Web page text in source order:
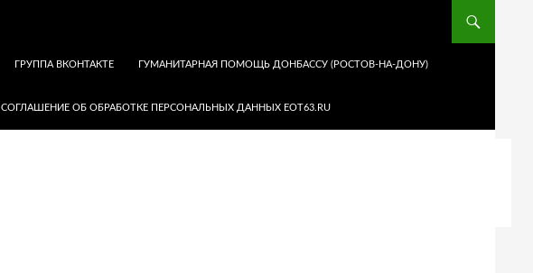
ГРУППА ВКОНТАКТЕ ГУМАНИТАРНАЯ ПОМОЩЬ ДОНБАССУ (РОСТОВ-НА-ДОНУ)
СОГЛАШЕНИЕ ОБ ОБРАБОТКЕ ПЕРСОНАЛЬНЫХ ДАННЫХ EOT63.RU